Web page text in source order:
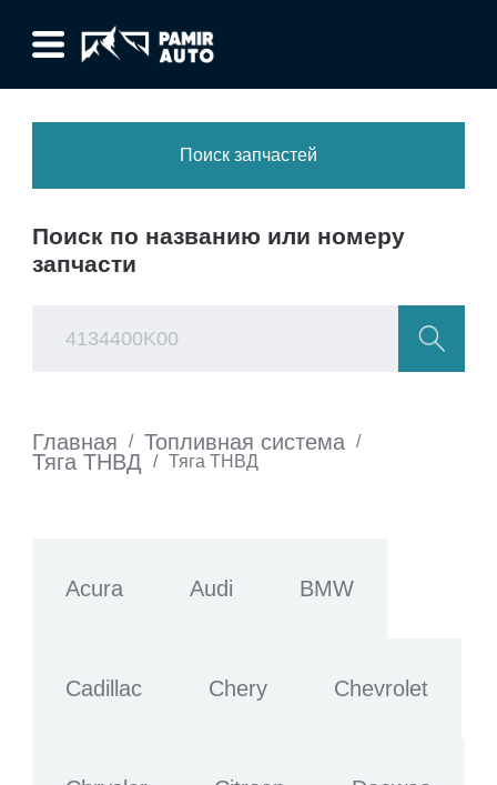
Поиск запчастей
Поиск по названию или номеру
запчасти
Главная / Топливная система /
Тяга ТНВД / Тяга ТНВД
Acura Audi BMW
Cadillac Chery Chevrolet